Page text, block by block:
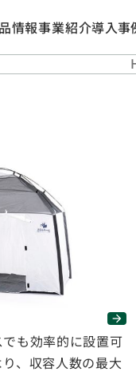
情報事業紹介導入事
も効率的に設置可
、収容人数の最大